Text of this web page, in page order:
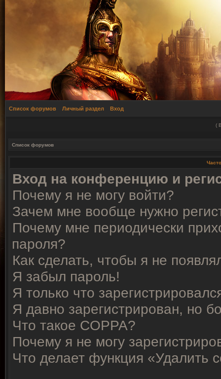
Список форумов Личный раздел Вход
(
Список форумов
Вход на конференцию и
Почему я не могу войти?
Зачем мне вообще нужно
Почему мне периодически
пароля?
Как сделать, чтобы я не
Я забыл пароль!
Я только что
Я давно зарегистрирован, но
Что такое COPPA?
Почему я не могу
Что делает функция «Удалить